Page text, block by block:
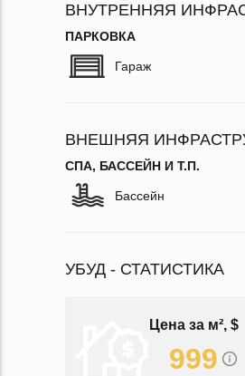
ВНУТРЕННЯЯ
ПАРКОВКА
Гараж
ВНЕШНЯЯ
СПА, БАССЕЙН И Т.П.
Бассейн
УБУД - СТАТИСТИКА
Цена за м², $
999